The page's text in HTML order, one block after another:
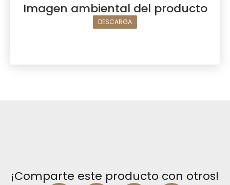
Imagen ambiental del producto
DESCARGA
¡Comparte este producto con otros!